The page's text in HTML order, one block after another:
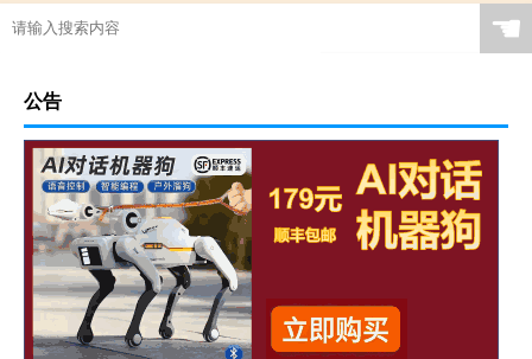
☚
公告